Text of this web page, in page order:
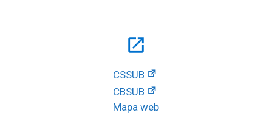
open_in_new
CSSUB
CBSUB
Mapa web